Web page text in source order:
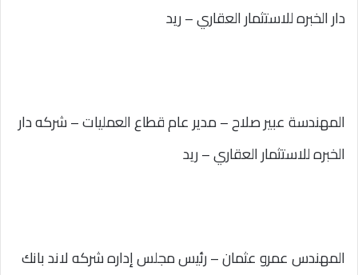
دار الخبره للاستثمار العقاري – ريد
المهندسة عبير صلاح – مدير عام قطاع العمليات – شركه دار
الخبره للاستثمار العقاري – ريد
المهندس عمرو عثمان – رئيس مجلس إداره شركه لاند بانك